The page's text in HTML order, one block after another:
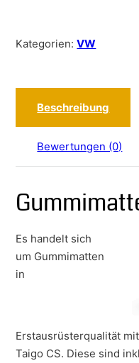
Kategorien:VW
Beschreibung
Bewertungen (0)
Es handelt sich
um Gummimatten
in
Erstausrüsterqualität
Taigo CS. Diese sind